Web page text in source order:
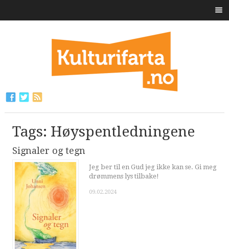
Tags: Høyspentledningene
Signaler og tegn
Jeg ber til en Gud jeg ikke kan se. Gi meg
drømmens lys tilbake!
09.02.2024